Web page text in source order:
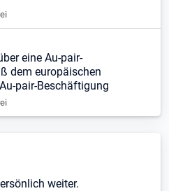
eine Au-pair-
dem europäischen
pair-Beschäftigung
weiter.